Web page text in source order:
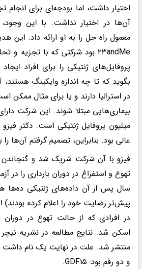
اختیار داشت، اما بودجه‌ای برای انجام
آن‌ها در اختیار نداشت. با این
معمول راه حل را به او ارائه داد. این
پروفایل‌های ژنتیکی را برای افراد
بگوید که تا چه اندازه وایکینگ
در استرالیا دارند و یا برای مثال ممکن
میلیون پروفایل ژنتیکی است. دکتر
عالی بود. بنابراین، تصمیم گرفتم آن‌ها را
فیزو با آن شرکت شریک شد و
تهوع و استفراغ در دوران بارداری را در
سال پس از آن داده‌های ژنتیکی ده‌ها
پیش‌تر رضایت خود را اعلام کرده بودند)
در افرادی که از حالت تهوع در دوران
منتشر شد. علت در نهایت یک نام
و دو رقم بود: GDF۱۵.